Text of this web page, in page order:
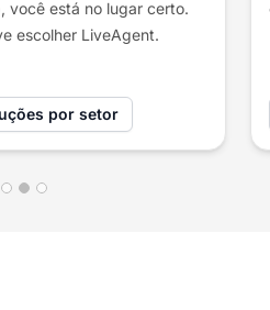
Leia histórias de
eles melhoraram seus